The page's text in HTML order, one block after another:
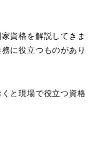
資格を解説してきま
に役立つものがあり
と現場で役立つ資格